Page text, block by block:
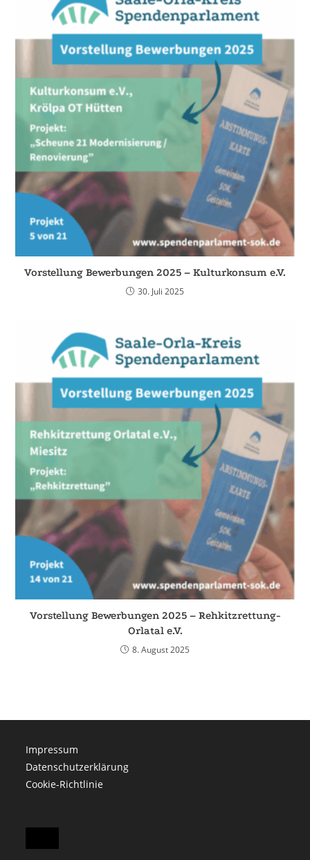
Vorstellung Bewerbungen 2025 – Kulturkonsum e.V.
30. Juli 2025
Vorstellung Bewerbungen 2025 – Rehkitzrettung-
Orlatal e.V.
8. August 2025
Impressum
Datenschutzerklärung
Cookie-Richtlinie